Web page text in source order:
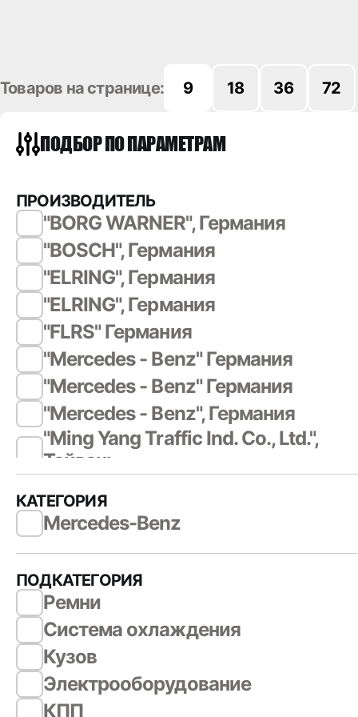
Товаров на странице: 9 18 36 72
ПОДБОР ПО ПАРАМЕТРАМ
ПРОИЗВОДИТЕЛЬ
"BORG WARNER", Германия
"BOSCH", Германия
"ELRING", Германия
"ELRING", Германия
"FLRS" Германия
"Mercedes - Benz" Германия
"Mercedes - Benz" Германия
"Mercedes - Benz", Германия
"Ming Yang Traffic Ind. Co., Ltd.",
Тайвань
"Rheinmetall Automotive AG",
Германия
"Rheinmetall Automotive AG",
Германия
"SORL Ruili Group China" Китай
"WABCO", Австрия
"WABCO", Австрия
КАТЕГОРИЯ
Mercedes-Benz
ПОДКАТЕГОРИЯ
Ремни
Система охлаждения
Кузов
Электрооборудование
КПП